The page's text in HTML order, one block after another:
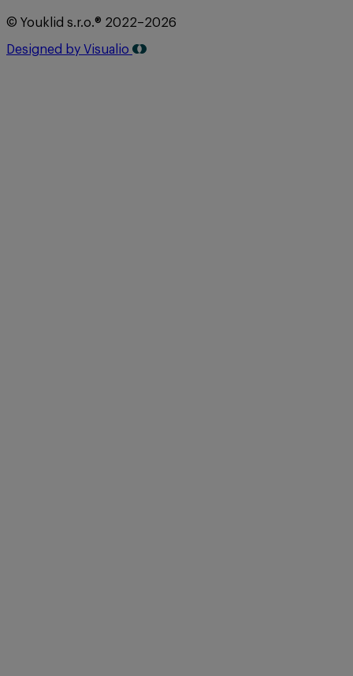
© Youklid s.r.o.® 2022–2026
Designed by Visualio